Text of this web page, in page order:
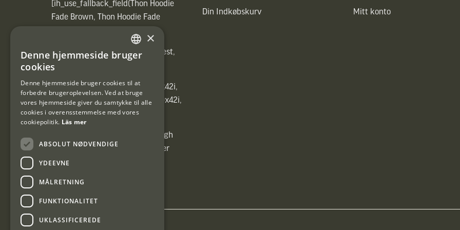
[ih_use_fallback_field(Thon Hoodie
Fade Brown, Thon Hoodie Fade
[ih_use_fallback_field(Heated vest,
Heated vest)]
[ih_use_fallback_field(C6 1,7-10x42i,
6ggr förstoringsväxel!, C6 1,7-10x42i,
6ggr förstoringsväxel!)]
[ih_use_fallback_field(Carrier High
Energy Professional 15kg, Carrier
High Energy Professional 15kg)]
Din Indkøbskurv Mitt konto
SWEDISH
×
Denne hjemmeside bruger
cookies
Denne hjemmeside bruger cookies til at
forbedre brugeroplevelsen. Ved at bruge
vores hjemmeside giver du samtykke til alle
cookies i overensstemmelse med vores
cookiepolitik. Läs mer
ABSOLUT NØDVENDIGE
YDEEVNE
MÅLRETNING
FUNKTIONALITET
UKLASSIFICEREDE